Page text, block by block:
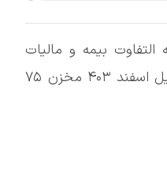
بیمه و مالیات
سورن دوگانه پیشفروش تحویل اسفند ۴۰۳ مخزن ۷۵